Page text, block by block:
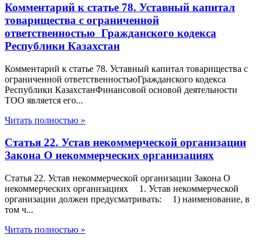
Комментарий к статье 78. Уставный капитал
товарищества с ограниченной
ответственностью Гражданского кодекса
Республики Казахстан
Комментарий к статье 78. Уставный капитал товарищества с
ограниченной ответственностьюГражданского кодекса
Республики КазахстанФинансовой основой деятельности
ТОО является его...
Читать полностью »
Статья 22. Устав некоммерческой организации
Закона О некоммерческих организациях
Статья 22. Устав некоммерческой организации Закона О
некоммерческих организациях 1. Устав некоммерческой
организации должен предусматривать: 1) наименование, в
том ч...
Читать полностью »